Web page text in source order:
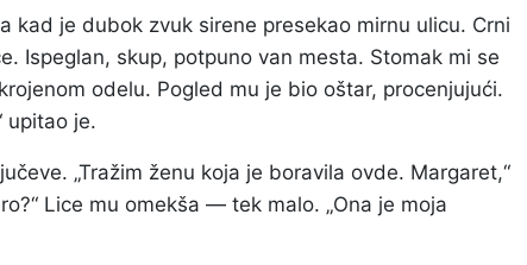
kad je dubok zvuk sirene presekao mirnu ulicu. Crni
Ispeglan, skup, potpuno van mesta. Stomak mi se
odelu. Pogled mu je bio oštar, procenjujući.
upitao je.
„Tražim ženu koja je boravila ovde. Margaret,“
Lice mu omekša — tek malo. „Ona je moja